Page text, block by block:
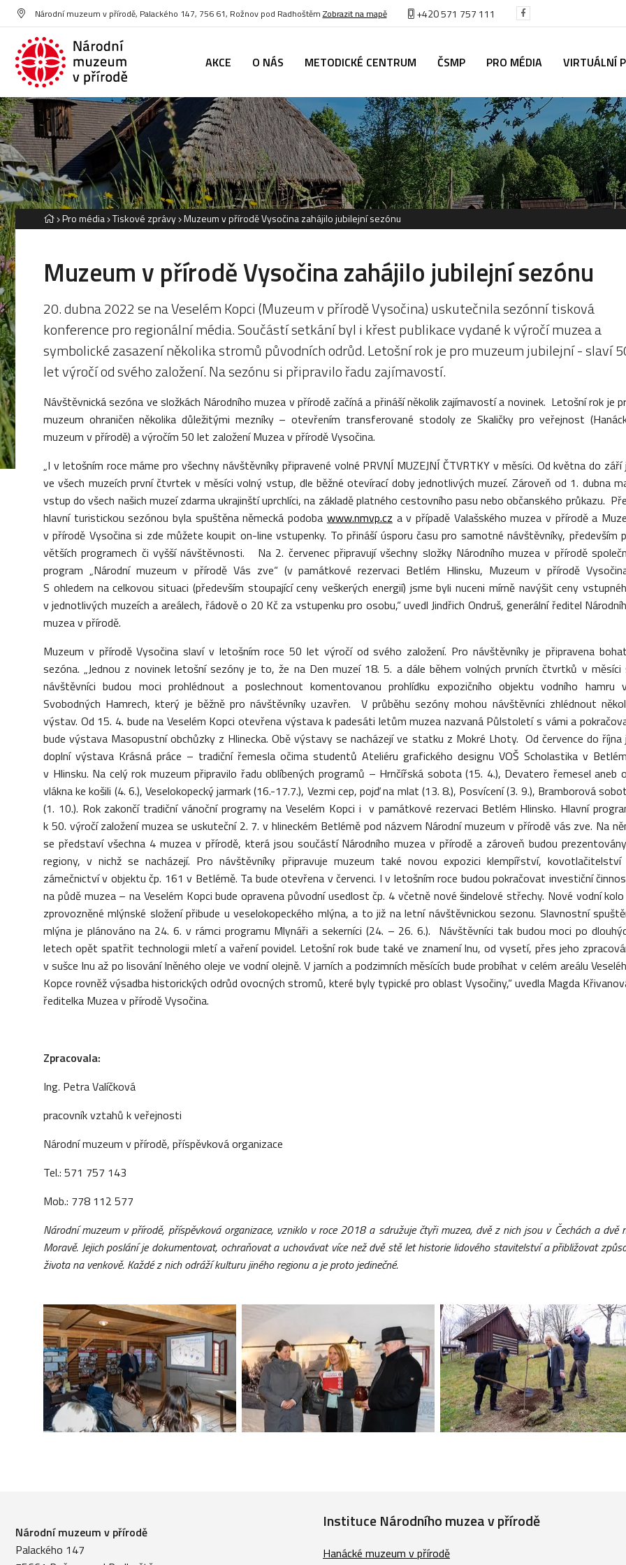
Národní muzeum v přírodě, Palackého 147, 756 61, Rožnov pod Radhoštěm Zobrazit na mapě +420 571 757 111
AKCE O NÁS METODICKÉ CENTRUM ČSMP PRO MÉDIA VIRTUÁLNÍ
Pro média Tiskové zprávy Muzeum v přírodě Vysočina zahájilo jubilejní sezónu
Muzeum v přírodě Vysočina zahájilo jubilejní sezónu
20. dubna 2022 se na Veselém Kopci (Muzeum v přírodě Vysočina) uskutečnila sezónní tisková
konference pro regionální média. Součástí setkání byl i křest publikace vydané k výročí muzea a
symbolické zasazení několika stromů původních odrůd. Letošní rok je pro muzeum jubilejní - slaví
let výročí od svého založení. Na sezónu si připravilo řadu zajímavostí.
Návštěvnická sezóna ve složkách Národního muzea v přírodě začíná a přináší několik zajímavostí a novinek. Letošní rok je
muzeum ohraničen několika důležitými mezníky – otevřením transferované stodoly ze Skaličky pro veřejnost
muzeum v přírodě) a výročím 50 let založení Muzea v přírodě Vysočina.
„I v letošním roce máme pro všechny návštěvníky připravené volné PRVNÍ MUZEJNÍ ČTVRTKY v měsíci. Od května do září
ve všech muzeích první čtvrtek v měsíci volný vstup, dle běžné otevírací doby jednotlivých muzeí. Zároveň od 1. dubna
vstup do všech našich muzeí zdarma ukrajinští uprchlíci, na základě platného cestovního pasu nebo občanského průkazu.
hlavní turistickou sezónou byla spuštěna německá podoba www.nmvp.cz a v případě Valašského muzea v přírodě a
v přírodě Vysočina si zde můžete koupit on-line vstupenky. To přináší úsporu času pro samotné návštěvníky, především
větších programech či vyšší návštěvnosti. Na 2. červenec připravují všechny složky Národního muzea v přírodě
program „Národní muzeum v přírodě Vás zve“ (v památkové rezervaci Betlém Hlinsku, Muzeum v přírodě
S ohledem na celkovou situaci (především stoupající ceny veškerých energií) jsme byli nuceni mírně navýšit ceny
v jednotlivých muzeích a areálech, řádově o 20 Kč za vstupenku pro osobu,“ uvedl Jindřich Ondruš, generální ředitel
muzea v přírodě.
Muzeum v přírodě Vysočina slaví v letošním roce 50 let výročí od svého založení. Pro návštěvníky je připravena
sezóna. „Jednou z novinek letošní sezóny je to, že na Den muzeí 18. 5. a dále během volných prvních čtvrtků v měsíci
návštěvníci budou moci prohlédnout a poslechnout komentovanou prohlídku expozičního objektu vodního hamru
Svobodných Hamrech, který je běžně pro návštěvníky uzavřen. V průběhu sezóny mohou návštěvníci zhlédnout
výstav. Od 15. 4. bude na Veselém Kopci otevřena výstava k padesáti letům muzea nazvaná Půlstoletí s vámi a
bude výstava Masopustní obchůzky z Hlinecka. Obě výstavy se nacházejí ve statku z Mokré Lhoty. Od července do října
doplní výstava Krásná práce – tradiční řemesla očima studentů Ateliéru grafického designu VOŠ Scholastika v
v Hlinsku. Na celý rok muzeum připravilo řadu oblíbených programů – Hrnčířská sobota (15. 4.), Devatero řemesel aneb
vlákna ke košili (4. 6.), Veselokopecký jarmark (16.-17.7.), Vezmi cep, pojď na mlat (13. 8.), Posvícení (3. 9.), Bramborová
(1. 10.). Rok zakončí tradiční vánoční programy na Veselém Kopci i v památkové rezervaci Betlém Hlinsko. Hlavní
k 50. výročí založení muzea se uskuteční 2. 7. v hlineckém Betlémě pod názvem Národní muzeum v přírodě vás zve. Na
se představí všechna 4 muzea v přírodě, která jsou součástí Národního muzea v přírodě a zároveň budou
regiony, v nichž se nacházejí. Pro návštěvníky připravuje muzeum také novou expozici klempířství,
zámečnictví v objektu čp. 161 v Betlémě. Ta bude otevřena v červenci. I v letošním roce budou pokračovat investiční
na půdě muzea – na Veselém Kopci bude opravena původní usedlost čp. 4 včetně nové šindelové střechy. Nové vodní
zprovozněné mlýnské složení přibude u veselokopeckého mlýna, a to již na letní návštěvnickou sezonu. Slavnostní
mlýna je plánováno na 24. 6. v rámci programu Mlynáři a sekerníci (24. – 26. 6.). Návštěvníci tak budou moci po
letech opět spatřit technologii mletí a vaření povidel. Letošní rok bude také ve znamení lnu, od vysetí, přes jeho
v sušce lnu až po lisování lněného oleje ve vodní olejně. V jarních a podzimních měsících bude probíhat v celém areálu
Kopce rovněž výsadba historických odrůd ovocných stromů, které byly typické pro oblast Vysočiny,“ uvedla Magda
ředitelka Muzea v přírodě Vysočina.
Zpracovala:
Ing. Petra Valíčková
pracovník vztahů k veřejnosti
Národní muzeum v přírodě, příspěvková organizace
Tel.: 571 757 143
Mob.: 778 112 577
Národní muzeum v přírodě, příspěvkováorganizace, vzniklo v roce 2018 a sdružuje čtyři muzea, dvě z nich jsou v Čechách a dvě
Moravě. Jejich poslání je dokumentovat, ochraňovat a uchovávat více než dvě stě let historie lidového stavitelství a přibližovat
života na venkově. Každé z nich odrážíkulturu jiného regionu a je proto jedinečné.
Národní muzeum v přírodě
Palackého 147
Instituce Národního muzea v přírodě
Hanácké muzeum v přírodě